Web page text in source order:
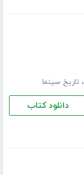
، تاریخ سینما
دانلود کتاب